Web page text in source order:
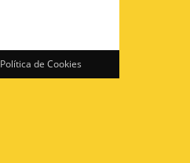
Política de Cookies